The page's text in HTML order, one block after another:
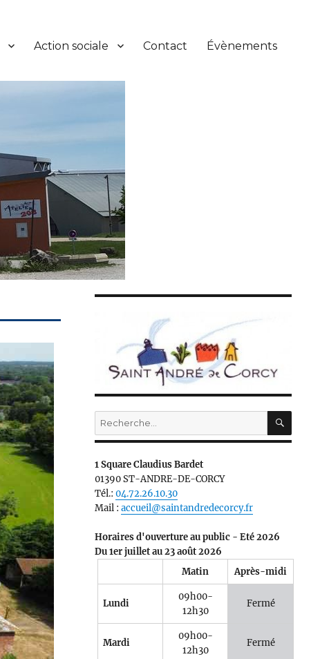
Action sociale Contact Évènements
Recherche
pour :
1 Square Claudius Bardet
01390 ST-ANDRE-DE-CORCY
Tél.:04.72.26.10.30
Mail :accueil@saintandredecorcy.fr
Horaires d'ouverture au public - Eté 2026
Du 1er juillet au 23 août 2026
Matin
Après-midi
Lundi
09h00-
12h30
Fermé
Mardi
09h00-
12h30
Fermé